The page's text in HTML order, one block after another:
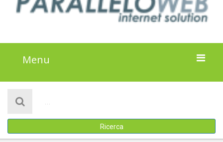
Menu
ATTIVITÀ
Ricerca